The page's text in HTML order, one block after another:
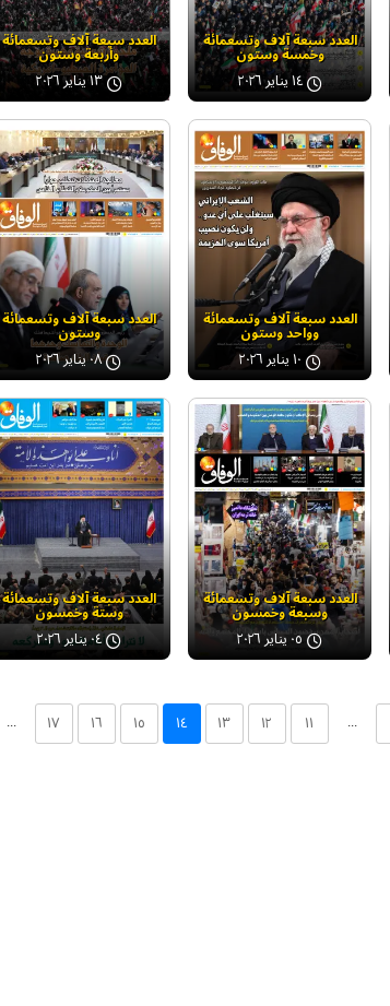
العدد سبعة آلاف وتسعمائة
وخمسة وستون
١٤ يناير ٢٠٢٦
العدد سبعة آلاف وتسعمائة
وأربعة وستون
١٣ يناير ٢٠٢٦
العدد سبعة آلاف وتسعمائة
وواحد وستون
١٠ يناير ٢٠٢٦
العدد سبعة آلاف وتسعمائة
وستون
٠٨ يناير ٢٠٢٦
العدد سبعة آلاف وتسعمائة
وسبعة وخمسون
٠٥ يناير ٢٠٢٦
العدد سبعة آلاف وتسعمائة
وستة وخمسون
٠٤ يناير ٢٠٢٦
... ۱۱ ۱۲ ۱۳ ۱٤ ۱٥ ۱٦ ۱۷ ...